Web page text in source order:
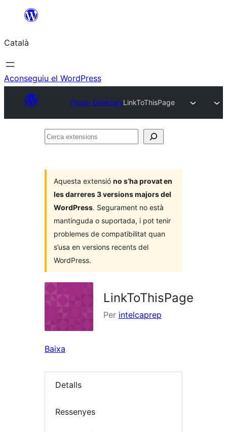
contingut
Català
Aconseguiu el WordPress
Plugin DirectoryLinkToThisPage
Cerca
Aquesta extensió no s’ha provat en
les darreres 3 versions majors del
WordPress. Segurament no està
mantinguda o suportada, i pot tenir
problemes de compatibilitat quan
s’usa en versions recents del
WordPress.
LinkToThisPage
Per intelcaprep
Baixa
Detalls
Ressenyes